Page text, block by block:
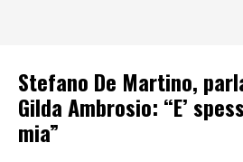
Stefano De Martino,
Gilda Ambrosio: “E’
mia”